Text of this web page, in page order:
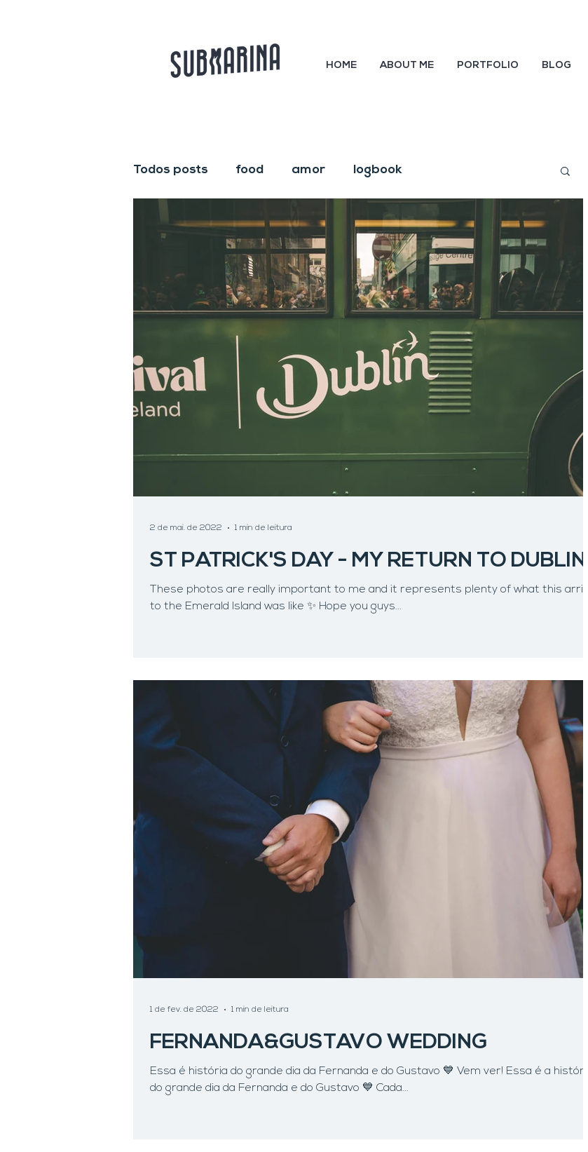
HOME ABOUT ME PORTFOLIO BLOG
Todos posts food amor logbook
ST PATRICK'S DAY - MY RETURN TO DUBLIN
These photos are really important to me and it represents plenty of what this arrival
to the Emerald Island was like ✨ Hope you guys...
2 de mai. de 2022 1 min de leitura
FERNANDA&GUSTAVO WEDDING
Essa é história do grande dia da Fernanda e do Gustavo 💙 Vem ver! Essa é a história
do grande dia da Fernanda e do Gustavo 💙 Cada...
1 de fev. de 2022 1 min de leitura